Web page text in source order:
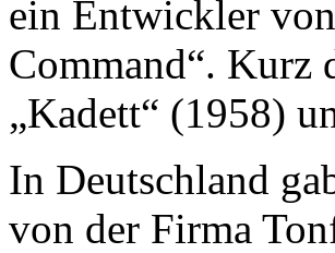
ein Entwickler
Command“. Kurz
„Kadett“ (1958)
In Deutschland
von der Firma